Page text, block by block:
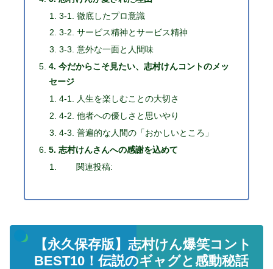
3-1. 徹底したプロ意識
3-2. サービス精神とサービス精神
3-3. 意外な一面と人間味
4. 今だからこそ見たい、志村けんコントのメッ
セージ
4-1. 人生を楽しむことの大切さ
4-2. 他者への優しさと思いやり
4-3. 普遍的な人間の「おかしいところ」
5. 志村けんさんへの感謝を込めて
関連投稿:
【永久保存版】志村けん爆笑コント
BEST10！伝説のギャグと感動秘話